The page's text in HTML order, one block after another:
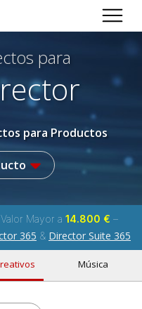
para
para Productos
Mayor a 14.800 € –
365 & Director Suite 365
Música